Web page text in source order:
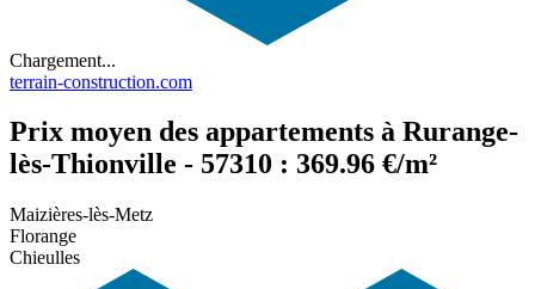
Chargement...
terrain-construction.com
Prix moyen des appartements à Rurange-
lès-Thionville - 57310 : 369.96 €/m²
Maizières-lès-Metz
Florange
Chieulles